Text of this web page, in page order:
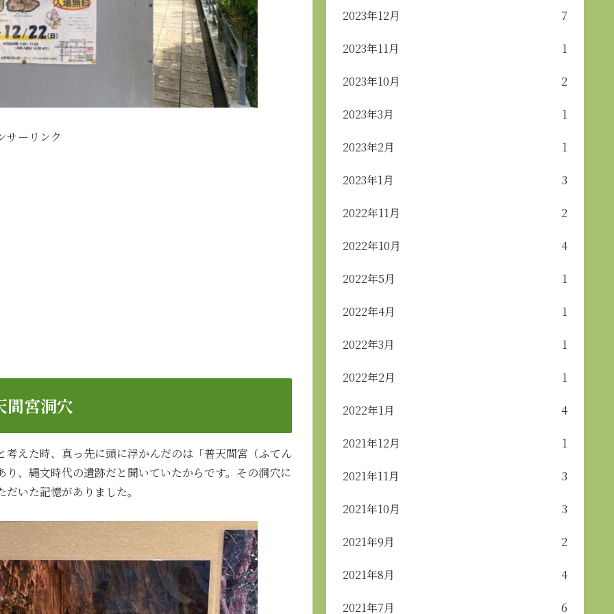
サーリンク
間宮洞穴
えた時、真っ先に頭に浮かんだのは「普天間宮（ふてん
、縄文時代の遺跡だと聞いていたからです。その洞穴に
いた記憶がありました。
2023年12月 7
2023年11月 1
2023年10月 2
2023年3月 1
2023年2月 1
2023年1月 3
2022年11月 2
2022年10月 4
2022年5月 1
2022年4月 1
2022年3月 1
2022年2月 1
2022年1月 4
2021年12月 1
2021年11月 3
2021年10月 3
2021年9月 2
2021年8月 4
2021年7月 6